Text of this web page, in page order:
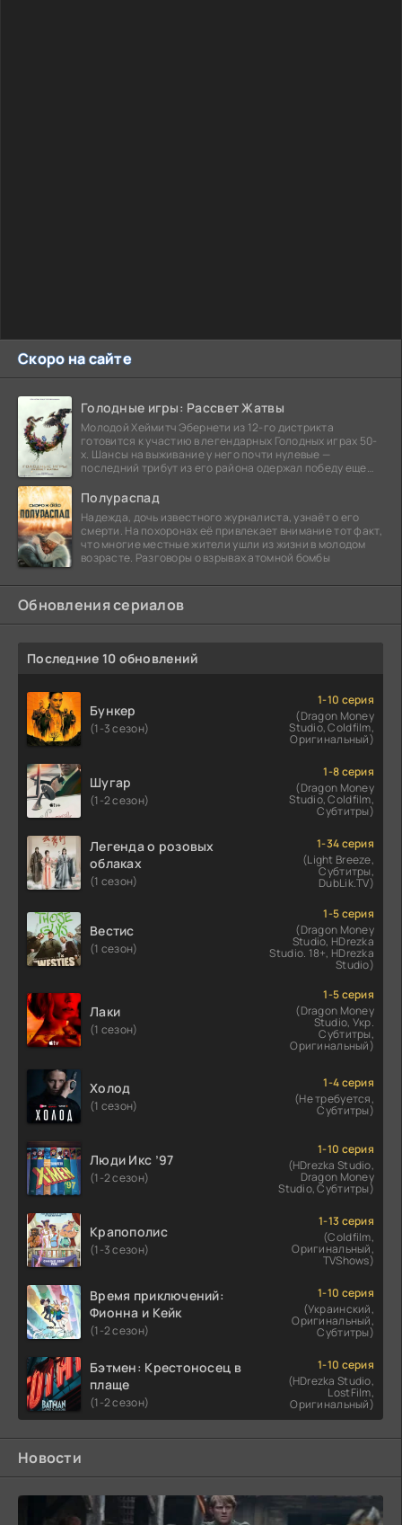
Скоро на сайте
Голодные игры: Рассвет Жатвы
Молодой Хеймитч Эбернети из 12-го дистрикта
готовится к участию в легендарных Голодных играх 50-
х. Шансы на выживание у него почти нулевые —
последний трибут из его района одержал победу еще
Полураспад
Надежда, дочь известного журналиста, узнаёт о его
смерти. На похоронах её привлекает внимание тот факт,
что многие местные жители ушли из жизни в молодом
возрасте. Разговоры о взрывах атомной бомбы
Обновления сериалов
Последние 10 обновлений
Бункер
(1-3 сезон)
1-10 серия
(Dragon Money
Studio, Coldfilm,
Оригинальный)
Шугар
(1-2 сезон)
1-8 серия
(Dragon Money
Studio, Coldfilm,
Субтитры)
Легенда о розовых
облаках
(1 сезон)
1-34 серия
(Light Breeze,
Субтитры,
DubLik.TV)
Вестис
(1 сезон)
1-5 серия
(Dragon Money
Studio, HDrezka
Studio. 18+, HDrezka
Studio)
Лаки
(1 сезон)
1-5 серия
(Dragon Money
Studio, Укр.
Субтитры,
Оригинальный)
Холод
(1 сезон)
1-4 серия
(Не требуется,
Субтитры)
Люди Икс ’97
(1-2 сезон)
1-10 серия
(HDrezka Studio,
Dragon Money
Studio, Субтитры)
Крапополис
(1-3 сезон)
1-13 серия
(Coldfilm,
Оригинальный,
TVShows)
Время приключений:
Фионна и Кейк
(1-2 сезон)
1-10 серия
(Украинский,
Оригинальный,
Субтитры)
Бэтмен: Крестоносец в
плаще
(1-2 сезон)
1-10 серия
(HDrezka Studio,
LostFilm,
Оригинальный)
Новости